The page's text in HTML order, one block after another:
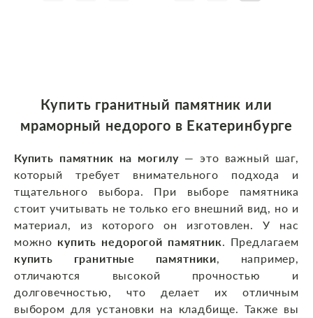
Купить гранитный памятник или
мраморный недорого в Екатеринбурге
Купить памятник на могилу — это важный шаг,
который требует внимательного подхода и
тщательного выбора. При выборе памятника
стоит учитывать не только его внешний вид, но и
материал, из которого он изготовлен. У нас
можно купить недорогой памятник. Предлагаем
купить гранитные памятники, например,
отличаются высокой прочностью и
долговечностью, что делает их отличным
выбором для установки на кладбище. Также вы